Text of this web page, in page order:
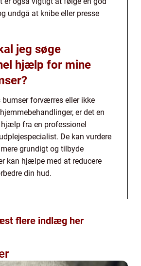
undgå at knibe eller presse
jeg søge
hjælp for mine
bumser forværres eller ikke
er det en
fra en professionel
De kan vurdere
grundigt og tilbyde
kan hjælpe med at reducere
din hud.
flere indlæg her